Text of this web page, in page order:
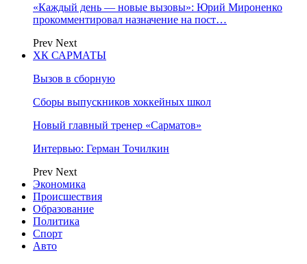
«Каждый день — новые вызовы»: Юрий Мироненко
прокомментировал назначение на пост…
Prev Next
ХК САРМАТЫ
Вызов в сборную
Сборы выпускников хоккейных школ
Новый главный тренер «Сарматов»
Интервью: Герман Точилкин
Prev Next
Экономика
Происшествия
Образование
Политика
Спорт
Авто